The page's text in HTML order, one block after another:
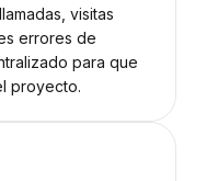
visitas
errores de
para que
proyecto.